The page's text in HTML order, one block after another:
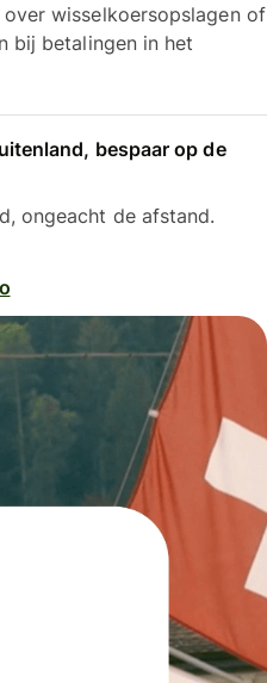
wisselkoersopslagen of
bij betalingen in het
bespaar op de
ongeacht de afstand.